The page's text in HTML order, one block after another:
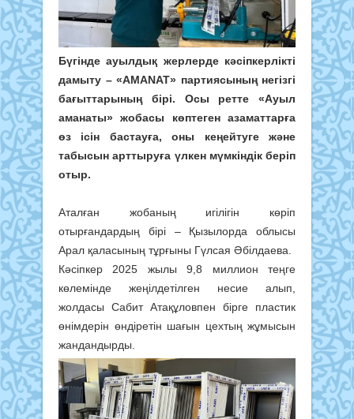
Бүгінде ауылдық жерлерде кәсіпкерлікті
дамыту – «AMANAT» партиясының негізгі
бағыттарының бірі. Осы ретте «Ауыл
аманаты» жобасы көптеген азаматтарға
өз ісін бастауға, оны кеңейтуге және
табысын арттыруға үлкен мүмкіндік беріп
отыр.
Аталған жобаның игілігін көріп
отырғандардың бірі – Қызылорда облысы
Арал қаласының тұрғыны Гүлсая Әбілдаева.
Кәсіпкер 2025 жылы 9,8 миллион теңге
көлемінде жеңілдетілген несие алып,
жолдасы Сабит Атақұловпен бірге пластик
өнімдерін өндіретін шағын цехтың жұмысын
жандандырды.